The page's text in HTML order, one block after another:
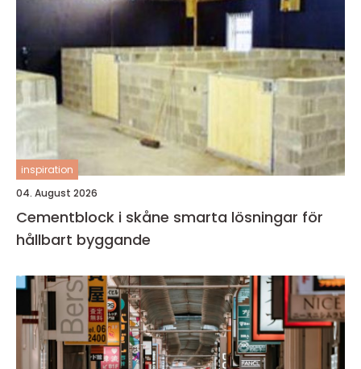
inspiration
04. August 2026
Cementblock i skåne smarta lösningar för
hållbart byggande